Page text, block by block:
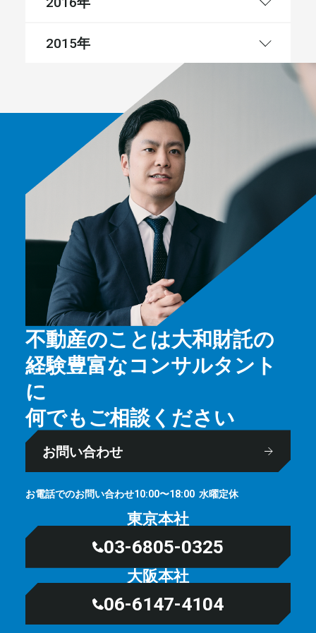
2015年
不動産のことは大和財託の
経験豊富なコンサルタント
に
何でもご相談ください
お問い合わせ
お電話でのお問い合わせ10:00〜18:00 ⽔曜定休
東京本社
03-6805-0325
大阪本社
06-6147-4104